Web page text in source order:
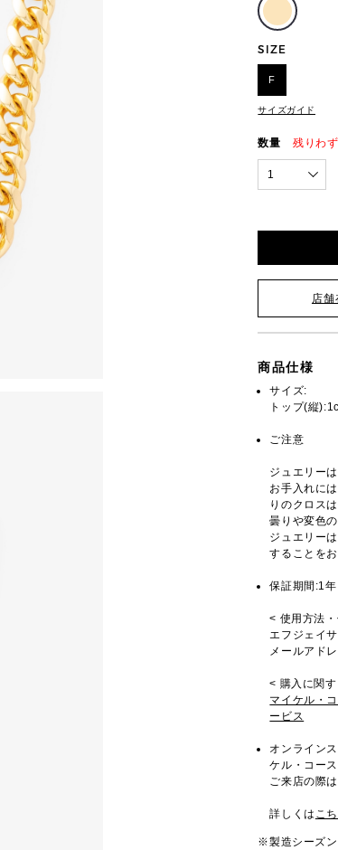
SIZE
F
サイズガイド
数量 残りわ
1
店舗
商品仕様
サイズ:
トップ(縦
ご注意
ジュエリー
お手入れに
りのクロス
曇りや変色
ジュエリー
することを
保証期間:1年
< 使用方法
エフジェイ
メールアド
< 購入に関
マイケル・
ービス
オンライン
ケル・コー
ご来店の際
詳しくは こ
※製造シーズン